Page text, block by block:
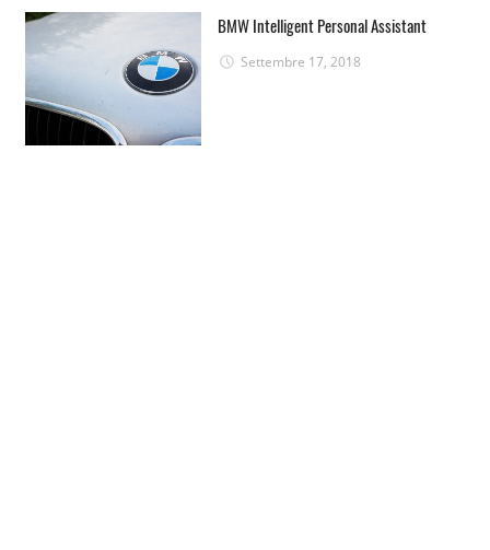
BMW Intelligent Personal Assistant
Settembre 17, 2018